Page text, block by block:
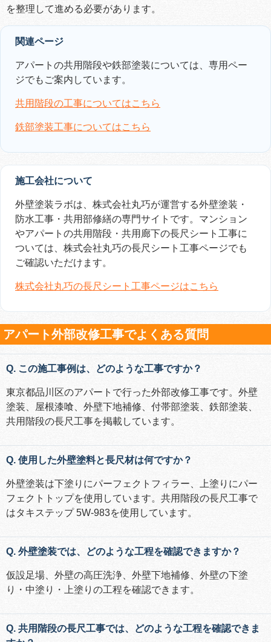
を整理して進める必要があります。
関連ページ
アパートの共用階段や鉄部塗装については、専用ペー
ジでもご案内しています。
共用階段の工事についてはこちら
鉄部塗装工事についてはこちら
施工会社について
外壁塗装ラボは、株式会社丸巧が運営する外壁塗装・
防水工事・共用部修繕の専門サイトです。マンション
やアパートの共用階段・共用廊下の長尺シート工事に
ついては、株式会社丸巧の長尺シート工事ページでも
ご確認いただけます。
株式会社丸巧の長尺シート工事ページはこちら
アパート外部改修工事でよくある質問
Q. この施工事例は、どのような工事ですか？
東京都品川区のアパートで行った外部改修工事です。外壁
塗装、屋根漆喰、外壁下地補修、付帯部塗装、鉄部塗装、
共用階段の長尺工事を掲載しています。
Q. 使用した外壁塗料と長尺材は何ですか？
外壁塗装は下塗りにパーフェクトフィラー、上塗りにパー
フェクトトップを使用しています。共用階段の長尺工事で
はタキステップ 5W-983を使用しています。
Q. 外壁塗装では、どのような工程を確認できますか？
仮設足場、外壁の高圧洗浄、外壁下地補修、外壁の下塗
り・中塗り・上塗りの工程を確認できます。
Q. 共用階段の長尺工事では、どのような工程を確認できま